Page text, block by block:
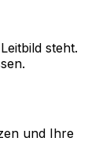
steht.
und Ihre